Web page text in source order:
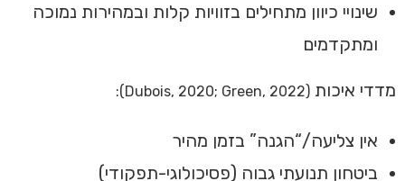
שינויי כיוון מתחילים בזוויות קלות ובמהירות נמוכה
ומתקדמים
מדדי איכות (Dubois, 2020; Green, 2022):
אין צליעה/“הגנה” בזמן מהיר
ביטחון תנועתי גבוה (פסיכולוגי-תפקודי)